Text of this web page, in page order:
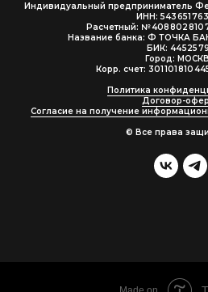
Индивидуальный предприниматель
ИНН: 543 651
Расчетный: № 408 802 810
Название банка: Ф ТОЧКА
БИК: 44 525
Город:
Корр. счет: 301 101 810
Политика
Договор-
Согласие на получение
© Все права